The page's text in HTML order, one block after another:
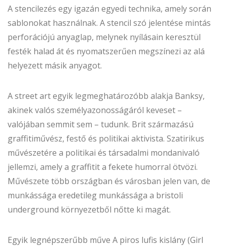
A stencilezés egy igazán egyedi technika, amely során
sablonokat használnak. A stencil szó jelentése mintás
perforációjú anyaglap, melynek nyílásain keresztül
festék halad át és nyomatszerűen megszínezi az alá
helyezett másik anyagot.
A street art egyik legmeghatározóbb alakja Banksy,
akinek valós személyazonosságáról keveset –
valójában semmit sem – tudunk. Brit származású
graffitiművész, festő és politikai aktivista. Szatirikus
művészetére a politikai és társadalmi mondanivaló
jellemzi, amely a graffitit a fekete humorral ötvözi.
Művészete több országban és városban jelen van, de
munkássága eredetileg munkássága a bristoli
underground környezetből nőtte ki magát.
Egyik legnépszerűbb műve A piros lufis kislány (Girl